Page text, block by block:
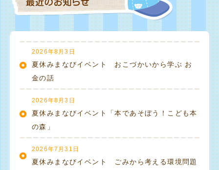
2026年8月3日
夏休みまなびイベント おこづかいから学ぶ お
金の話
2026年8月3日
夏休みまなびイベント「本であそぼう！こども本
の森」
2026年7月31日
夏休みまなびイベント ごみから考える環境問題